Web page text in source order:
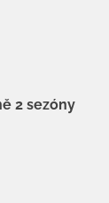
2 sezóny